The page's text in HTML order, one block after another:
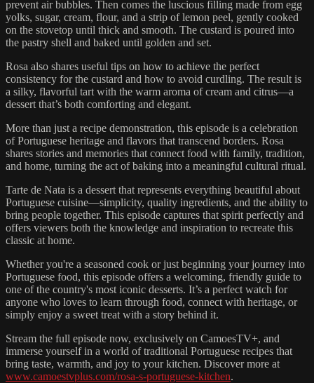
prevent air bubbles. Then comes the luscious filling made from egg
yolks, sugar, cream, flour, and a strip of lemon peel, gently cooked
on the stovetop until thick and smooth. The custard is poured into
the pastry shell and baked until golden and set.
Rosa also shares useful tips on how to achieve the perfect
consistency for the custard and how to avoid curdling. The result is
a silky, flavorful tart with the warm aroma of cream and citrus—a
dessert that’s both comforting and elegant.
More than just a recipe demonstration, this episode is a celebration
of Portuguese heritage and flavors that transcend borders. Rosa
shares stories and memories that connect food with family, tradition,
and home, turning the act of baking into a meaningful cultural ritual.
Tarte de Nata is a dessert that represents everything beautiful about
Portuguese cuisine—simplicity, quality ingredients, and the ability to
bring people together. This episode captures that spirit perfectly and
offers viewers both the knowledge and inspiration to recreate this
classic at home.
Whether you're a seasoned cook or just beginning your journey into
Portuguese food, this episode offers a welcoming, friendly guide to
one of the country's most iconic desserts. It’s a perfect watch for
anyone who loves to learn through food, connect with heritage, or
simply enjoy a sweet treat with a story behind it.
Stream the full episode now, exclusively on CamoesTV+, and
immerse yourself in a world of traditional Portuguese recipes that
bring taste, warmth, and joy to your kitchen. Discover more at
www.camoestvplus.com/rosa-s-portuguese-kitchen.